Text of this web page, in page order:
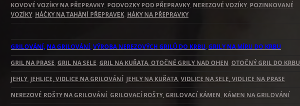
KOVOVÉ VOZÍKY NA PŘEPRAVKY, PODVOZKY POD PŘEPRAVKY, NEREZOVÉ VOZÍKY, POZINKOVANÉ
VOZÍKY, HÁČKY NA TAHÁNÍ PŘEPRAVEK, HÁKY NA PŘEPRAVKY
GRILOVÁNÍ, NA GRILOVÁNÍ,VÝROBA NEREZOVÝCH GRILŮ DO KRBU,GRILY NA MÍRU DO KRBU
GRIL NA PRASE, GRIL NA SELE, GRIL NA KUŘATA, OTOČNÉ GRILY NAD OHEN, OTOČNÝ GRIL DO KRBU
JEHLY, JEHLICE, VIDLICE NA GRILOVÁNÍ, JEHLY NA KUŘATA, VIDLICE NA SELE, VIDLICE NA PRASE
NEREZOVÉ ROŠTY NA GRILOVÁNÍ, GRILOVACÍ ROŠTY,GRILOVACÍ KÁMEN KÁMEN NA GRILOVÁNÍ